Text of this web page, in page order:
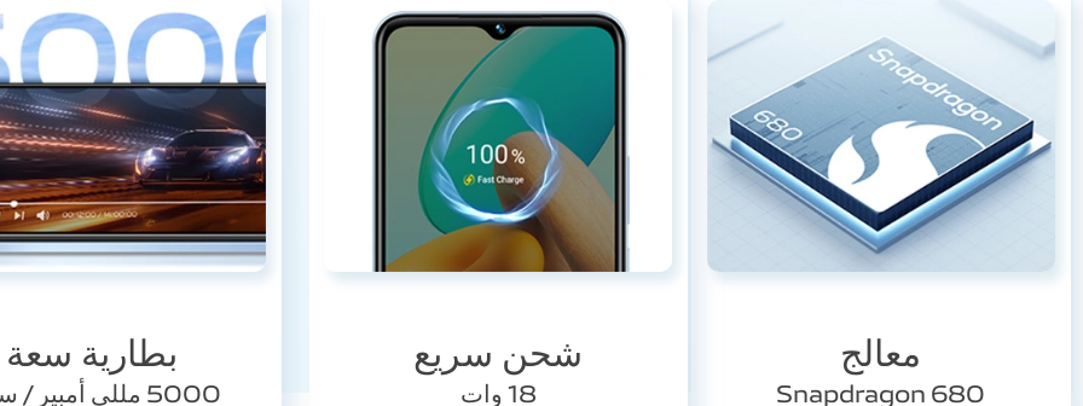
معالج
Snapdragon 680
شحن سريع
18 وات
بطارية سعة
5000 مللي أمبير / ساعة